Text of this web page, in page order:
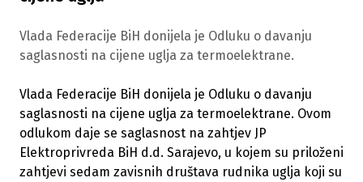
Vlada Federacije BiH donijela je Odluku o davanju
saglasnosti na cijene uglja za termoelektrane.
Vlada Federacije BiH donijela je Odluku o davanju
saglasnosti na cijene uglja za termoelektrane. Ovom
odlukom daje se saglasnost na zahtjev JP
Elektroprivreda BiH d.d. Sarajevo, u kojem su priloženi
zahtjevi sedam zavisnih društava rudnika uglja koji su